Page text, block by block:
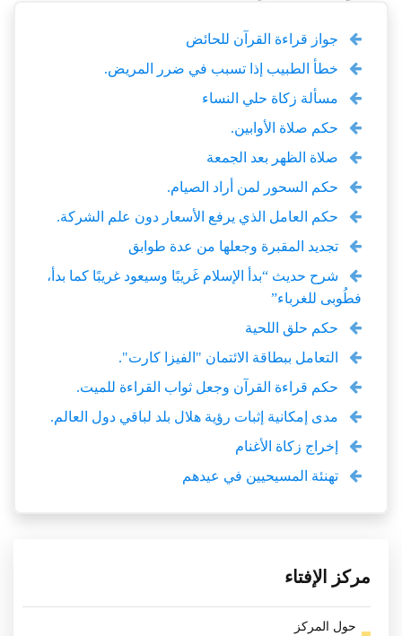
جواز قراءة القرآن للحائض
خطأ الطبيب إذا تسبب في ضرر المريض.
مسألة زكاة حلي النساء
حكم صلاة الأوابين.
صلاة الظهر بعد الجمعة
حكم السحور لمن أراد الصيام.
حكم العامل الذي يرفع الأسعار دون علم الشركة.
تجديد المقبرة وجعلها من عدة طوابق
شرح حديث “بدأ الإسلام غَريبًا وسيعود غريبًا كما بدأ،
فطُوبى للغرباء”
حكم حلق اللحية
التعامل ببطاقة الائتمان "الفيزا كارت".
حكم قراءة القرآن وجعل ثواب القراءة للميت.
مدى إمكانية إثبات رؤية هلال بلد لباقي دول العالم.
إخراج زكاة الأغنام
تهنئة المسيحيين في عيدهم
مركز الإفتاء
حول المركز